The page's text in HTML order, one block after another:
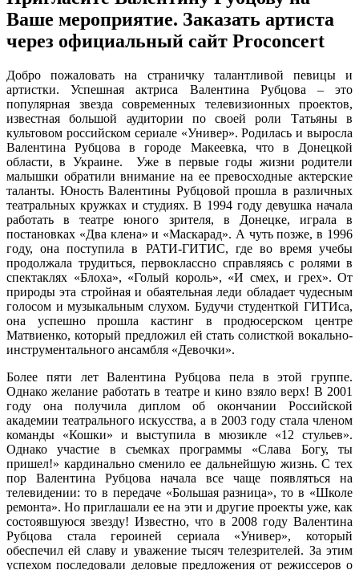
Ваше мероприятие. Заказать артиста
через официальный сайт Proconcert
Добро пожаловать на страничку талантливой певицы и
артистки. Успешная актриса Валентина Рубцова – это
популярная звезда современных телевизионных проектов,
известная большой аудитории по своей роли Татьяны в
культовом российском сериале «Универ». Родилась и выросла
Валентина Рубцова в городе Макеевка, что в Донецкой
области, в Украине. Уже в первые годы жизни родители
малышки обратили внимание на ее превосходные актерские
таланты. Юность Валентины Рубцовой прошла в различных
театральных кружках и студиях. В 1994 году девушка начала
работать в театре юного зрителя, в Донецке, играла в
постановках «Два клена» и «Маскарад». А чуть позже, в 1996
году, она поступила в РАТИ-ГИТИС, где во время учебы
продолжала трудиться, первоклассно справляясь с ролями в
спектаклях «Блоха», «Голый король», «И смех, и грех». От
природы эта стройная и обаятельная леди обладает чудесным
голосом и музыкальным слухом. Будучи студенткой ГИТИса,
она успешно прошла кастинг в продюсерском центре
Матвиенко, который предложил ей стать солисткой вокально-
инструментального ансамбля «Девочки».
Более пяти лет Валентина Рубцова пела в этой группе.
Однако желание работать в театре и кино взяло верх! В 2001
году она получила диплом об окончании Российской
академии театрального искусства, а в 2003 году стала членом
команды «Кошки» и выступила в мюзикле «12 стульев».
Однако участие в съемках программы «Слава Богу, ты
пришел!» кардинально сменило ее дальнейшую жизнь. С тех
пор Валентина Рубцова начала все чаще появляться на
телевидении: то в передаче «Большая разница», то в «Школе
ремонта». Но приглашали ее на эти и другие проекты уже, как
состоявшуюся звезду! Известно, что в 2008 году Валентина
Рубцова стала героиней сериала «Универ», который
обеспечил ей славу и уважение тысяч телезрителей. За этим
успехом последовали деловые предложения от режиссеров о